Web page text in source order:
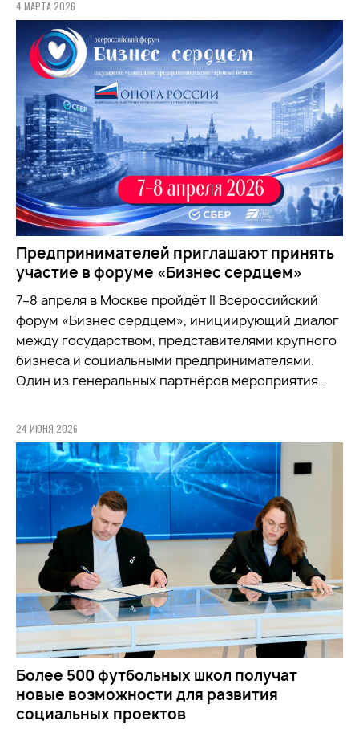
4 МАРТА 2026
Предпринимателей приглашают принять
участие в форуме «Бизнес сердцем»
7–8 апреля в Москве пройдёт II Всероссийский
форум «Бизнес сердцем», инициирующий диалог
между государством, представителями крупного
бизнеса и социальными предпринимателями.
Один из генеральных партнёров мероприятия…
24 ИЮНЯ 2026
Более 500 футбольных школ получат
новые возможности для развития
социальных проектов